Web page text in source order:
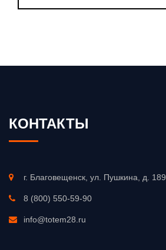
КОНТАКТЫ
г. Благовещенск, ул. Пушкина, д. 189
8 (800) 550-59-90
info@totem28.ru